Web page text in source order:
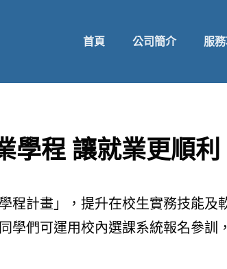
首頁 公司簡介 服
學程 讓就業更順利
計畫」，提升在校生實務技能及
們可運用校內選課系統報名參訓